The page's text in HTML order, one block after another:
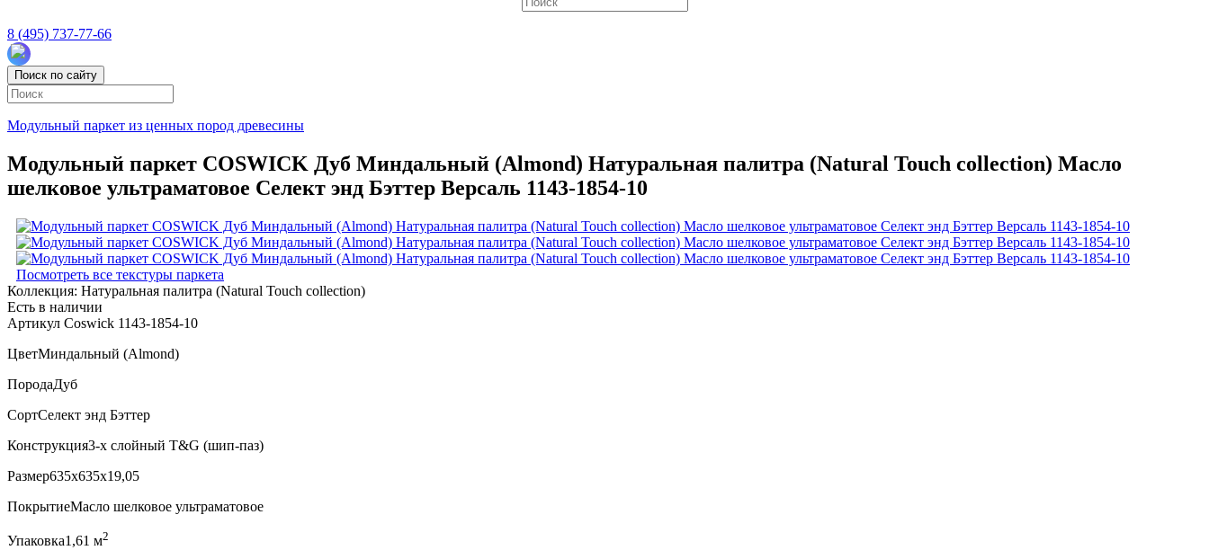
8 (495) 737-77-66
Поиск по сайту
Модульный паркет из ценных пород древесины
Модульный паркет COSWICK Дуб Миндальный (Almond) Натуральная палитра (Natural Touch collection) Масло
шелковое ультраматовое Селект энд Бэттер Версаль 1143-1854-10
Посмотреть все текстуры паркета
Коллекция: Натуральная палитра (Natural Touch collection)
Есть в наличии
Артикул Coswick 1143-1854-10
ЦветМиндальный (Almond)
ПородаДуб
СортСелект энд Бэттер
Конструкция3-х слойный T&G (шип-паз)
Размер635x635x19,05
ПокрытиеМасло шелковое ультраматовое
Упаковка1,61 м2